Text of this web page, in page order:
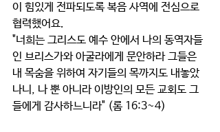
이 힘있게 전파되도록 복음 사역에 전심으로
협력했어요.
"너희는 그리스도 예수 안에서 나의 동역자들
인 브리스가와 아굴라에게 문안하라 그들은
내 목숨을 위하여 자기들의 목까지도 내놓았
나니, 나 뿐 아니라 이방인의 모든 교회도 그
들에게 감사하느니라" (롬 16:3~4)